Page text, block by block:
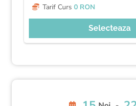
Tarif Curs 0 RON
Selecteaza